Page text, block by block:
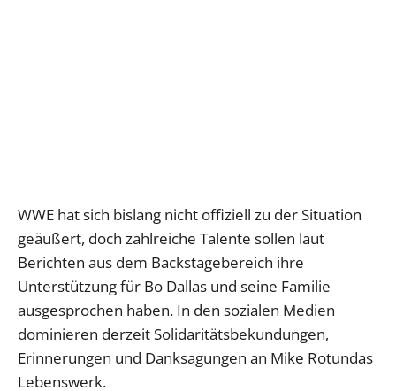
WWE hat sich bislang nicht offiziell zu der Situation
geäußert, doch zahlreiche Talente sollen laut
Berichten aus dem Backstagebereich ihre
Unterstützung für Bo Dallas und seine Familie
ausgesprochen haben. In den sozialen Medien
dominieren derzeit Solidaritätsbekundungen,
Erinnerungen und Danksagungen an Mike Rotundas
Lebenswerk.